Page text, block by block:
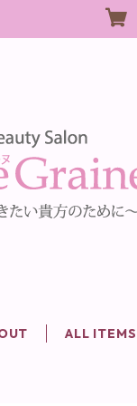
ALL ITEMS